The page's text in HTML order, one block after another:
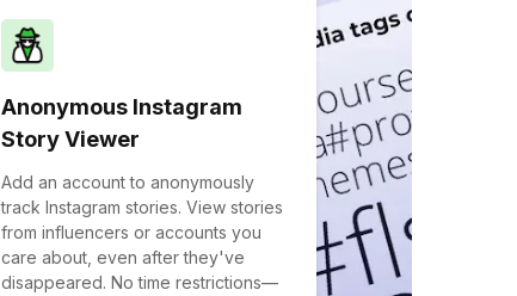
Anonymous Instagram
Story Viewer
Add an account to anonymously
track Instagram stories. View stories
from influencers or accounts you
care about, even after they've
disappeared. No time restrictions—